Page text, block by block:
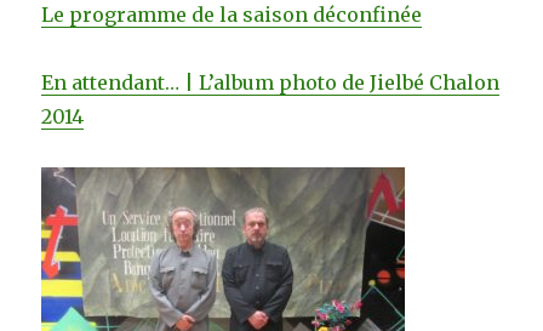
Le programme de la saison déconfinée
En attendant… | L’album photo de Jielbé Chalon
2014